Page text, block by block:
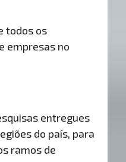
todos os
empresas no
entregues
do país, para
ramos de